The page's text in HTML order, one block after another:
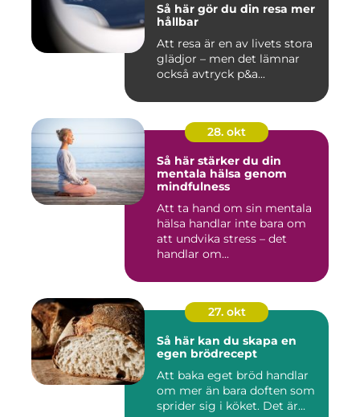
Så här gör du din resa mer
hållbar
Att resa är en av livets stora
glädjor – men det lämnar
också avtryck p&a...
28. okt
Så här stärker du din
mentala hälsa genom
mindfulness
Att ta hand om sin mentala
hälsa handlar inte bara om
att undvika stress – det
handlar om...
27. okt
Så här kan du skapa en
egen brödrecept
Att baka eget bröd handlar
om mer än bara doften som
sprider sig i köket. Det är...